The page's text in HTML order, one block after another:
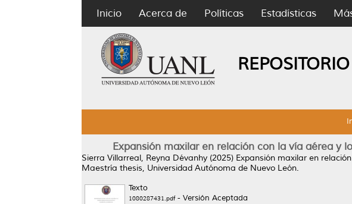
Inicio Acerca de Políticas Estadísticas
Expansión maxilar en relación con la vía aérea y
Sierra Villarreal, Reyna Dévanhy (2025) Expansión maxilar en
Maestría thesis, Universidad Autónoma de Nuevo León.
Texto
1080287431.pdf- Versión Aceptada